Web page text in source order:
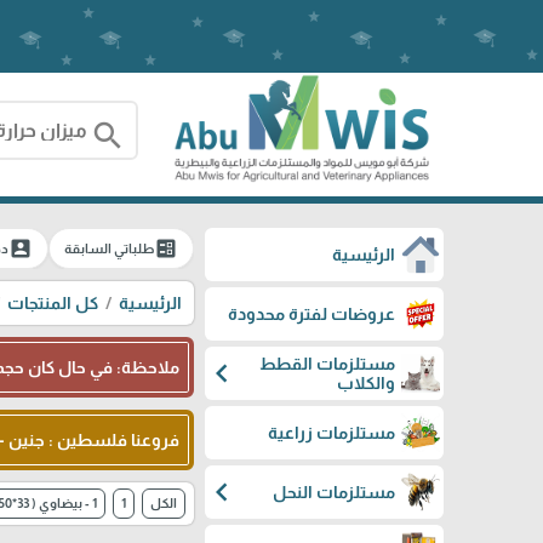
search
الرئيسية
عروضات لفترة محدودة
مستلزمات القطط
والكلاب
chevron_left
مستلزمات زراعية
مستلزمات النحل chevron_left
ballotطلباتي السابقة account_box
الرئيسية كل المنتجات
ملاحظة: في حال كان حجم
فروعنا فلسطين : جنين -
الكل 1 1 - بيضاوي ( 33*50 سم )